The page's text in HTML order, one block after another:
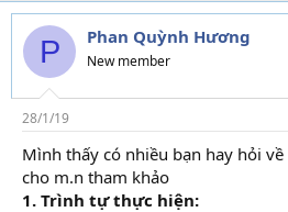
r
e
d
s
t
a
r
t
e
à
y
i
P Phan Quỳnh Hương
New member
28/1/19
Mình thấy có nhiều bạn hay hỏi về
cho m.n tham khảo
1. Trình tự thực hiện: